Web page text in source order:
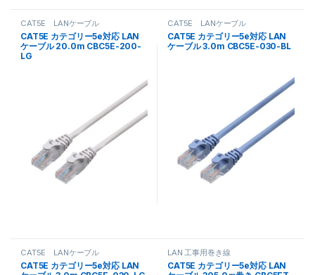
CAT5E LANケーブル
CAT5E カテゴリー5e対応 LAN
ケーブル 20.0m CBC5E-200-
LG
CAT5E LANケーブル
CAT5E カテゴリー5e対応 LAN
ケーブル 3.0m CBC5E-030-BL
CAT5E LANケーブル
CAT5E カテゴリー5e対応 LAN
LAN 工事用巻き線
CAT5E カテゴリー5e対応 LAN